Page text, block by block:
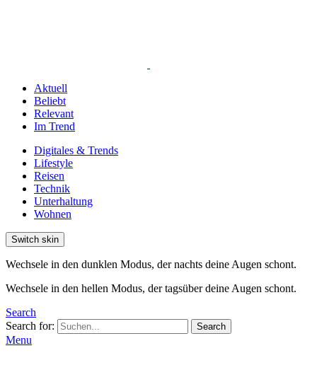
Aktuell
Beliebt
Relevant
Im Trend
Digitales & Trends
Lifestyle
Reisen
Technik
Unterhaltung
Wohnen
Switch skin
Wechsele in den dunklen Modus, der nachts deine Augen schont.
Wechsele in den hellen Modus, der tagsüber deine Augen schont.
Search
Search for:
Search
Menu